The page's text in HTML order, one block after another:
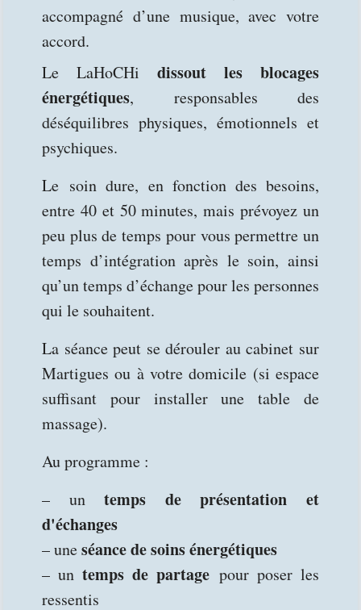
accompagné d’une musique, avec votre
accord.
Le LaHoCHi
dissout les blocages
énergétiques, responsables des
déséquilibres physiques, émotionnels et
psychiques.
Le soin dure, en fonction des besoins,
entre 40et 50 minutes,mais prévoyez un
peu plus de temps pour vous permettre un
temps d’intégration après le soin, ainsi
qu’un temps d’échange pour les personnes
qui le souhaitent.
La séance peut se dérouler au cabinet sur
Martigues ou à votre domicile (si espace
suffisant pour installer une table de
massage).
Au programme :
– untemps de présentation et
d'échanges
– uneséance de soins énergétiques
– un temps de partage pour poser les
ressentis